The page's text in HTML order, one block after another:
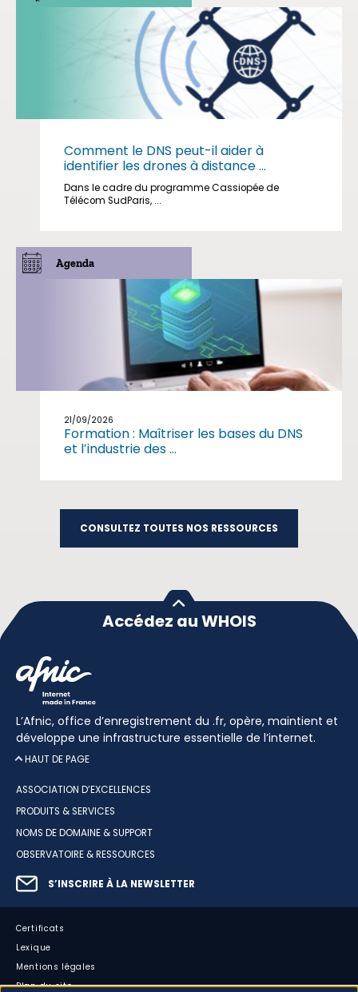
Comment le DNS peut-il aider à
identifier les drones à distance ...
Dans le cadre du programme Cassiopée de
Télécom SudParis, ...
Agenda
21/09/2026
Formation : Maîtriser les bases du DNS
et l’industrie des ...
CONSULTEZ TOUTES NOS RESSOURCES
Accédez au WHOIS
L’Afnic, office d’enregistrement du .fr, opère, maintient et
développe une infrastructure essentielle de l’internet.
HAUT DE PAGE
ASSOCIATION D’EXCELLENCES
PRODUITS & SERVICES
NOMS DE DOMAINE & SUPPORT
OBSERVATOIRE & RESSOURCES
S’INSCRIRE À LA NEWSLETTER
Certificats
Lexique
Mentions légales
Plan du site